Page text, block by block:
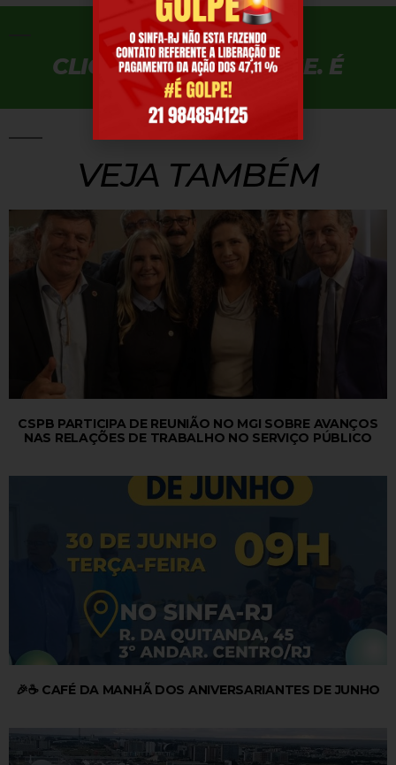
CLIQUE AQUI E FILIE-SE. É
RÁPIDO.
VEJA TAMBÉM
CSPB PARTICIPA DE REUNIÃO NO MGI SOBRE AVANÇOS
NAS RELAÇÕES DE TRABALHO NO SERVIÇO PÚBLICO
🎉☕ CAFÉ DA MANHÃ DOS ANIVERSARIANTES DE JUNHO